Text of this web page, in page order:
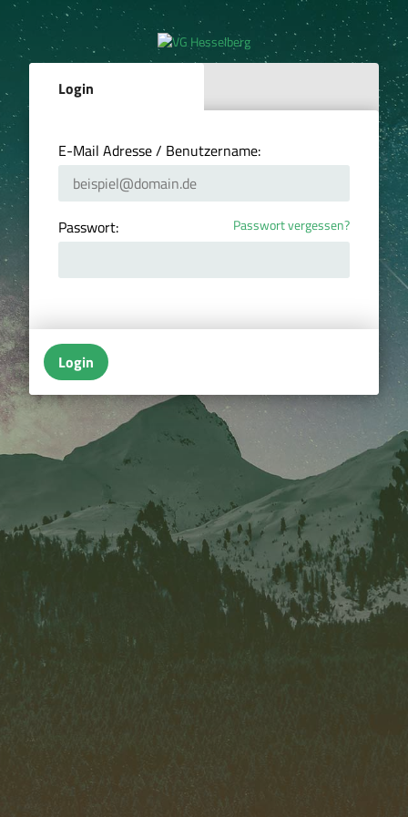
Login
E-Mail Adresse / Benutzername:
Passwort: Passwort vergessen?
Login